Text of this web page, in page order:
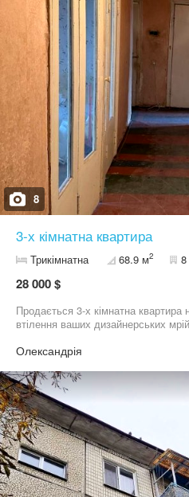
8
3-х кімнатна квартира
Трикімнатна 68.9 м2
28 000 $
Продається 3-х кімнатна квартира
втілення ваших дизайнерських
Олександрія